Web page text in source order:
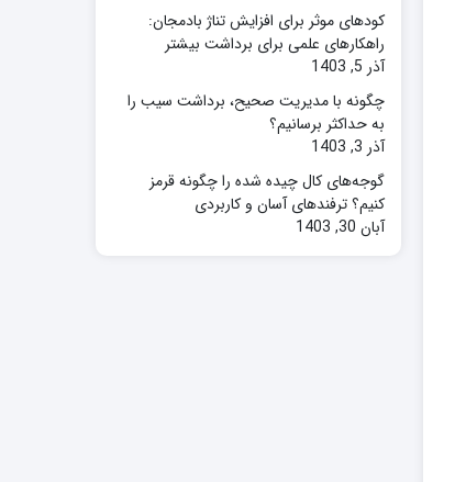
کودهای موثر برای افزایش تناژ بادمجان:
راهکارهای علمی برای برداشت بیشتر
آذر 5, 1403
چگونه با مدیریت صحیح، برداشت سیب را
به حداکثر برسانیم؟
آذر 3, 1403
گوجه‌های کال چیده شده را چگونه قرمز
کنیم؟ ترفندهای آسان و کاربردی
آبان 30, 1403